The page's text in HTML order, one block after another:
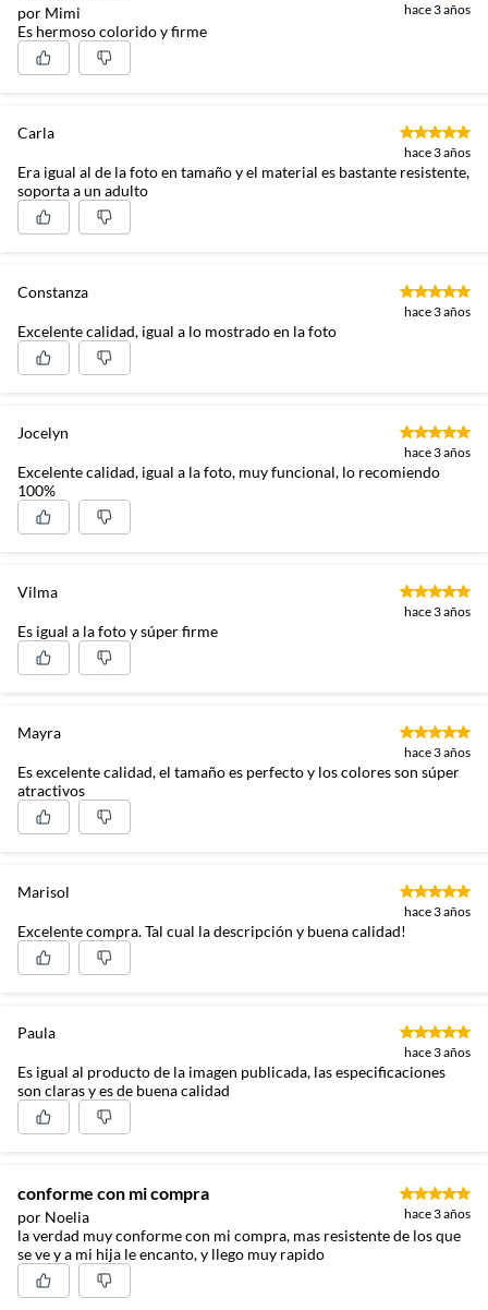
por Mimi hace 3 años
Es hermoso colorido y firme
Carla
hace 3 años
Era igual al de la foto en tamaño y el material es bastante resistente,
soporta a un adulto
Constanza
hace 3 años
Excelente calidad, igual a lo mostrado en la foto
Jocelyn
hace 3 años
Excelente calidad, igual a la foto, muy funcional, lo recomiendo
100%
Vilma
hace 3 años
Es igual a la foto y súper firme
Mayra
hace 3 años
Es excelente calidad, el tamaño es perfecto y los colores son súper
atractivos
Marisol
hace 3 años
Excelente compra. Tal cual la descripción y buena calidad!
Paula
hace 3 años
Es igual al producto de la imagen publicada, las especificaciones
son claras y es de buena calidad
conforme con mi compra
por Noelia hace 3 años
la verdad muy conforme con mi compra, mas resistente de los que
se ve y a mi hija le encanto, y llego muy rapido